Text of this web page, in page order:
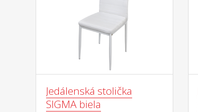
Jedálenská stolička
SIGMA biela